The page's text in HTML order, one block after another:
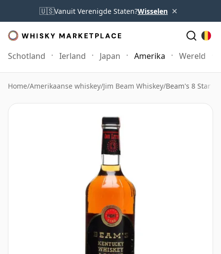
🇺🇸Vanuit Verenigde Staten?Wisselen ×
Schotland Ierland Japan Amerika Wereld
Home/Amerikaanse whiskey/Jim Beam Whiskey/Beam's 8 Star